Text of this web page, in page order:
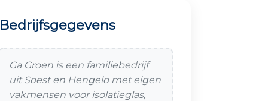
Bedrijfsgegevens
Ga Groen is een familiebedrijf
uit Soest en Hengelo met eigen
vakmensen voor isolatieglas,